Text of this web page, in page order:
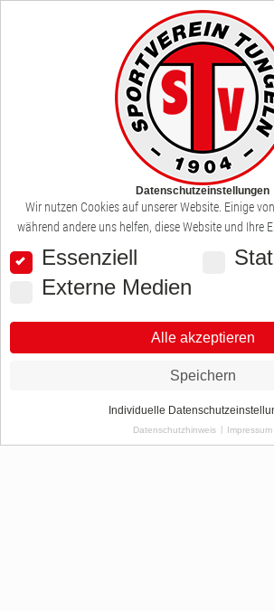
Datenschutzeinstellungen
Wir nutzen Cookies auf unserer Website. Einige
während andere uns helfen, diese Website und Ihre
Essenziell
Externe Medien
Alle akzeptieren
Speichern
Individuelle
Datenschutzhinweis Impressum